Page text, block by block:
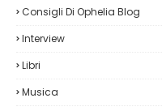
Consigli Di Ophelia Blog
Interview
Libri
Musica